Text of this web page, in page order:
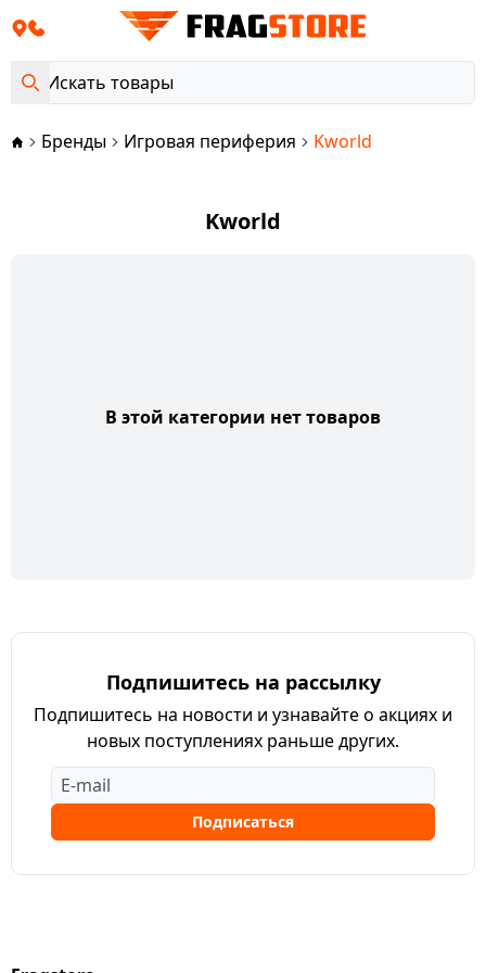
Бренды Игровая периферия Kworld
Kworld
В этой категории нет товаров
Подпишитесь на рассылку
Подпишитесь на новости и узнавайте о акциях и
новых поступлениях раньше других.
Подписаться